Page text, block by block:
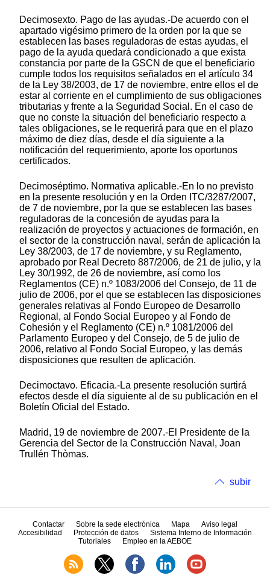
Decimosexto. Pago de las ayudas.-De acuerdo con el
apartado vigésimo primero de la orden por la que se
establecen las bases reguladoras de estas ayudas, el
pago de la ayuda quedará condicionado a que exista
constancia por parte de la GSCN de que el beneficiario
cumple todos los requisitos señalados en el artículo 34
de la Ley 38/2003, de 17 de noviembre, entre ellos el de
estar al corriente en el cumplimiento de sus obligaciones
tributarias y frente a la Seguridad Social. En el caso de
que no conste la situación del beneficiario respecto a
tales obligaciones, se le requerirá para que en el plazo
máximo de diez días, desde el día siguiente a la
notificación del requerimiento, aporte los oportunos
certificados.
Decimoséptimo. Normativa aplicable.-En lo no previsto
en la presente resolución y en la Orden ITC/3287/2007,
de 7 de noviembre, por la que se establecen las bases
reguladoras de la concesión de ayudas para la
realización de proyectos y actuaciones de formación, en
el sector de la construcción naval, serán de aplicación la
Ley 38/2003, de 17 de noviembre, y su Reglamento,
aprobado por Real Decreto 887/2006, de 21 de julio, y la
Ley 30/1992, de 26 de noviembre, así como los
Reglamentos (CE) n.º 1083/2006 del Consejo, de 11 de
julio de 2006, por el que se establecen las disposiciones
generales relativas al Fondo Europeo de Desarrollo
Regional, al Fondo Social Europeo y al Fondo de
Cohesión y el Reglamento (CE) n.º 1081/2006 del
Parlamento Europeo y del Consejo, de 5 de julio de
2006, relativo al Fondo Social Europeo, y las demás
disposiciones que resulten de aplicación.
Decimoctavo. Eficacia.-La presente resolución surtirá
efectos desde el día siguiente al de su publicación en el
Boletín Oficial del Estado.
Madrid, 19 de noviembre de 2007.-El Presidente de la
Gerencia del Sector de la Construcción Naval, Joan
Trullén Thòmas.
subir
Contactar Sobre la sede electrónica Mapa
Aviso legal
Accesibilidad
Protección de datos
Sistema Interno de Información
Tutoriales
Empleo en la AEBOE